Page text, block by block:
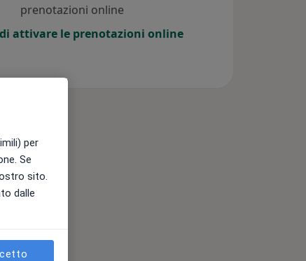
prenotazioni online
attivare le prenotazioni online
per
Se
sito.
dalle